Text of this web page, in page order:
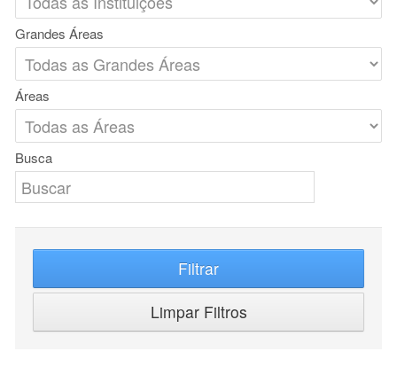
Grandes Áreas
Áreas
Busca
Filtrar
Limpar Filtros